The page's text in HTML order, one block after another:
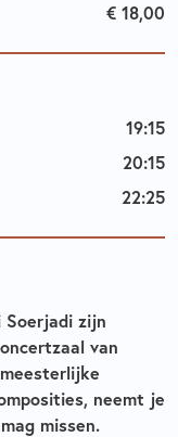
Soerjadi zijn
van
neemt je
missen.
€ 18,00
19:15
20:15
22:25